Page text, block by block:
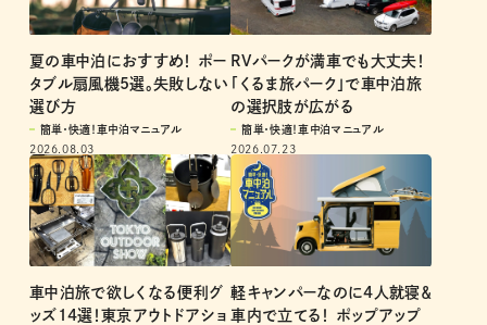
夏の車中泊におすすめ！ ポー
タブル扇風機5選。失敗しない
選び方
簡単・快適！車中泊マニュアル
2026.08.03
RVパークが満車でも大丈夫！
「くるま旅パーク」で車中泊旅
の選択肢が広がる
簡単・快適！車中泊マニュアル
2026.07.23
車中泊旅で欲しくなる便利グ
ッズ14選！東京アウトドアショ
軽キャンパーなのに4人就寝＆
車内で立てる！ ポップアップ